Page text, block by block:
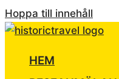
Hoppa till innehåll
HEM